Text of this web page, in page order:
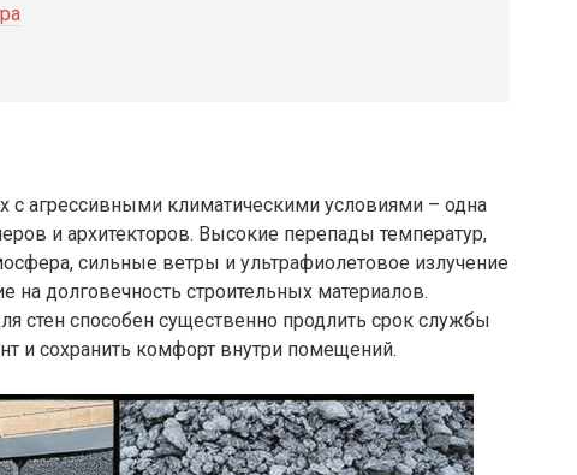
с агрессивными климатическими условиями – одна
и архитекторов. Высокие перепады температур,
сильные ветры и ультрафиолетовое излучение
на долговечность строительных материалов.
стен способен существенно продлить срок службы
и сохранить комфорт внутри помещений.